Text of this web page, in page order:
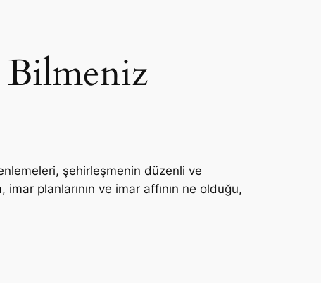
Bilmeniz
şehirleşmenin düzenli ve
planlarının ve imar affının ne olduğu,